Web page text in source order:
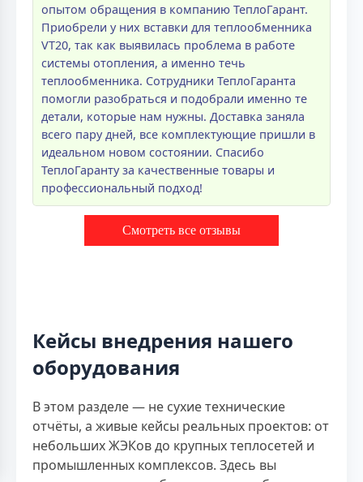
опытом обращения в компанию ТеплоГарант.
Приобрели у них вставки для теплообменника
VT20, так как выявилась проблема в работе
системы отопления, а именно течь
теплообменника. Сотрудники ТеплоГаранта
помогли разобраться и подобрали именно те
детали, которые нам нужны. Доставка заняла
всего пару дней, все комплектующие пришли в
идеальном новом состоянии. Спасибо
ТеплоГаранту за качественные товары и
профессиональный подход!
Смотреть все отзывы
Кейсы внедрения нашего
оборудования
В этом разделе — не сухие технические
отчёты, а живые кейсы реальных проектов: от
небольших ЖЭКов до крупных теплосетей и
промышленных комплексов. Здесь вы